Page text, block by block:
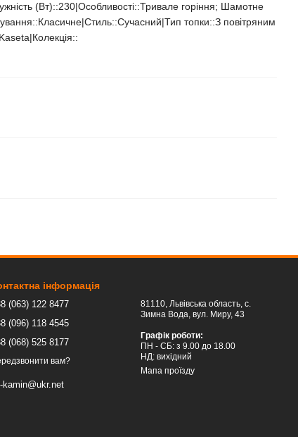
(Вт)::230|Особливості::Тривале горіння; Шамотне
топки::З повітряним
інформація
(063) 122 8477
(096) 118 4545
(068) 525 8177
вам?
kamin@ukr.net
81110, Львівська область, c.
Зимна Вода, вул. Миру, 43
Графік роботи:
ПН - СБ: з 9.00 до 18.00
НД: вихідний
Мапа проїзду